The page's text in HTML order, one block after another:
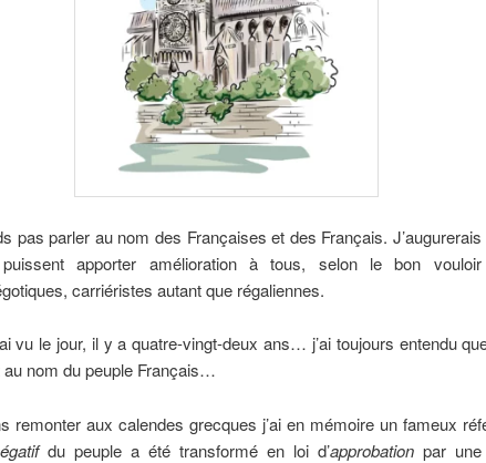
pas parler au nom des Françaises et des Français.
puissent apporter amélioration à tous, selon le bon
carriéristes autant que régaliennes.
vu le jour, il y a quatre-vingt-deux ans… j’ai toujours entendu
au nom du peuple Français…
remonter aux calendes grecques j’ai en mémoire un fameux
du peuple a été transformé en loi d’approbationpar